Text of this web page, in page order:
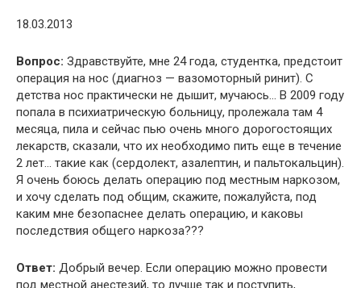
18.03.2013
Вопрос: Здравствуйте, мне 24 года, студентка, предстоит
операция на нос (диагноз — вазомоторный ринит). С
детства нос практически не дышит, мучаюсь… В 2009 году
попала в психиатрическую больницу, пролежала там 4
месяца, пила и сейчас пью очень много дорогостоящих
лекарств, сказали, что их необходимо пить еще в течение
2 лет… такие как (сердолект, азалептин, и пальтокальцин).
Я очень боюсь делать операцию под местным наркозом,
и хочу сделать под общим, скажите, пожалуйста, под
каким мне безопаснее делать операцию, и каковы
последствия общего наркоза???
Ответ: Добрый вечер. Если операцию можно провести
под местной анестезий, то лучше так и поступить,